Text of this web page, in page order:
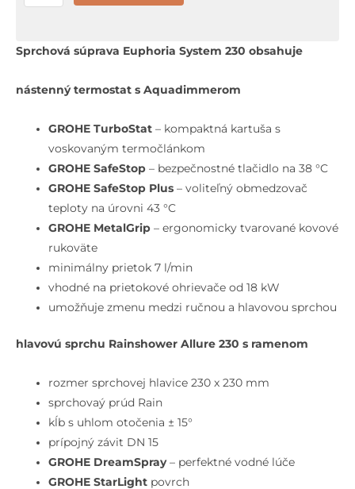
Grohe
Sprchový
230
termostatom,
prúd,
chróm
Sprchová súprava Euphoria System 230 obsahuje
nástenný termostat s Aquadimmerom
GROHE TurboStat – kompaktná kartuša s
voskovaným termočlánkom
GROHE SafeStop – bezpečnostné tlačidlo na 38 °C
GROHE SafeStop Plus– voliteľný obmedzovač
teploty na úrovni 43 °C
GROHE MetalGrip– ergonomicky tvarované kovové
rukoväte
minimálny prietok 7 l/min
vhodné na prietokové ohrievače od 18 kW
umožňuje zmenu medzi ručnou a hlavovou sprchou
hlavovú sprchu Rainshower Allure 230 s ramenom
rozmer sprchovej hlavice 230 x 230 mm
sprchovaý prúd Rain
kĺb s uhlom otočenia ± 15°
prípojný závit DN 15
GROHE DreamSpray– perfektné vodné lúče
GROHE StarLight povrch